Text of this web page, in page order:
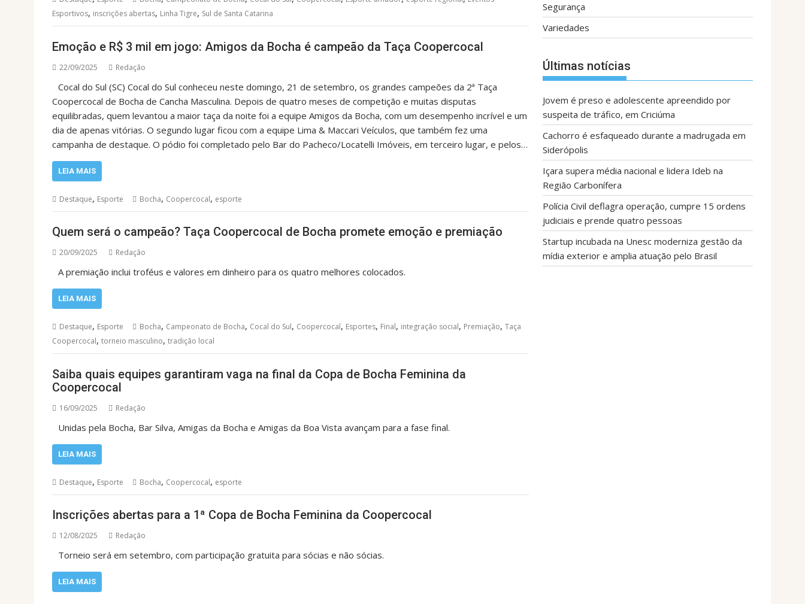
Esportivos, inscrições abertas, Linha Tigre, Sul de Santa Catarina
Emoção e R$ 3 mil em jogo: Amigos da Bocha é campeão da Taça Coopercocal
22/09/2025 Redação
Cocal do Sul (SC) Cocal do Sul conheceu neste domingo, 21 de setembro, os grandes campeões da 2ª Taça
Coopercocal de Bocha de Cancha Masculina. Depois de quatro meses de competição e muitas disputas
equilibradas, quem levantou a maior taça da noite foi a equipe Amigos da Bocha, com um desempenho incrível e um
dia de apenas vitórias. O segundo lugar ficou com a equipe Lima & Maccari Veículos, que também fez uma
campanha de destaque. O pódio foi completado pelo Bar do Pacheco/Locatelli Imóveis, em terceiro lugar, e pelos…
LEIA MAIS
Destaque, Esporte Bocha, Coopercocal, esporte
Quem será o campeão? Taça Coopercocal de Bocha promete emoção e premiação
20/09/2025 Redação
A premiação inclui troféus e valores em dinheiro para os quatro melhores colocados.
LEIA MAIS
Destaque, Esporte Bocha, Campeonato de Bocha, Cocal do Sul, Coopercocal, Esportes, Final, integração social, Premiação, Taça
Coopercocal, torneio masculino, tradição local
Saiba quais equipes garantiram vaga na final da Copa de Bocha Feminina da
Coopercocal
16/09/2025 Redação
Unidas pela Bocha, Bar Silva, Amigas da Bocha e Amigas da Boa Vista avançam para a fase final.
LEIA MAIS
Destaque, Esporte Bocha, Coopercocal, esporte
Inscrições abertas para a 1ª Copa de Bocha Feminina da Coopercocal
12/08/2025 Redação
Torneio será em setembro, com participação gratuita para sócias e não sócias.
LEIA MAIS
Segurança
Variedades
Últimas notícias
Jovem é preso e adolescente apreendido por
suspeita de tráfico, em Criciúma
Cachorro é esfaqueado durante a madrugada em
Siderópolis
Içara supera média nacional e lidera Ideb na
Região Carbonífera
Polícia Civil deflagra operação, cumpre 15 ordens
judiciais e prende quatro pessoas
Startup incubada na Unesc moderniza gestão da
mídia exterior e amplia atuação pelo Brasil